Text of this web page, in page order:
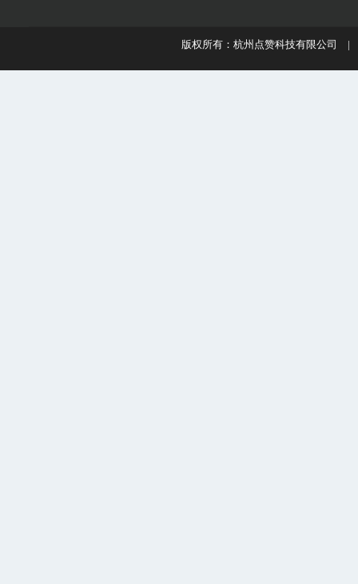
版权所有：杭州点赞科技有限公司